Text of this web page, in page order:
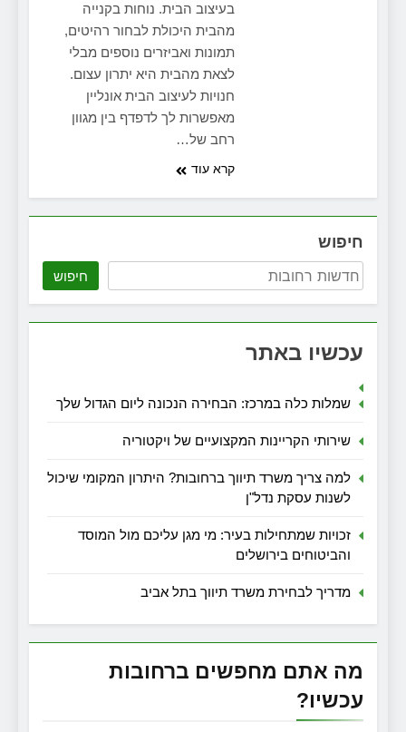
בעיצוב הבית. נוחות בקנייה
מהבית היכולת לבחור רהיטים,
תמונות ואביזרים נוספים מבלי
לצאת מהבית היא יתרון עצום.
חנויות לעיצוב הבית אונליין
מאפשרות לך לדפדף בין מגוון
רחב של…
קרא עוד
חיפוש
חיפוש
עכשיו באתר
שמלות כלה במרכז: הבחירה הנכונה ליום הגדול שלך
שירותי הקריינות המקצועיים של ויקטוריה
למה צריך משרד תיווך ברחובות? היתרון המקומי שיכול
לשנות עסקת נדל"ן
זכויות שמתחילות בעיר: מי מגן עליכם מול המוסד
והביטוחים בירושלים
מדריך לבחירת משרד תיווך בתל אביב
מה אתם מחפשים ברחובות
עכשיו?